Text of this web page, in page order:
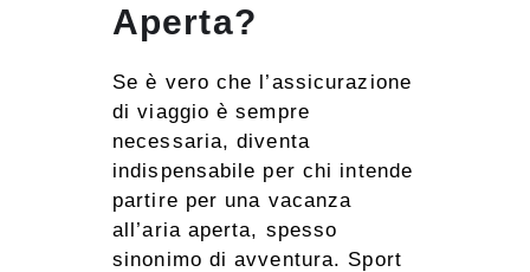
Aperta?
Se è vero che l’assicurazione
di viaggio è sempre
necessaria, diventa
indispensabile per chi intende
partire per una vacanza
all’aria aperta, spesso
sinonimo di avventura. Sport